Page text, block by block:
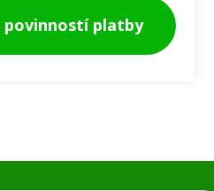
povinností platby